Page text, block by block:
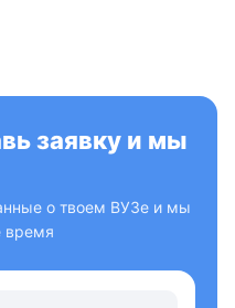
заявку и мы
о твоем ВУЗе и мы
время